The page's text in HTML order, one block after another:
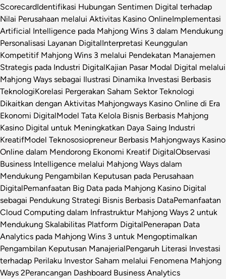
ScorecardIdentifikasi Hubungan Sentimen Digital terhadap
Nilai Perusahaan melalui Aktivitas Kasino OnlineImplementasi
Artificial Intelligence pada Mahjong Wins 3 dalam Mendukung
Personalisasi Layanan DigitalInterpretasi Keunggulan
Kompetitif Mahjong Wins 3 melalui Pendekatan Manajemen
Strategis pada Industri DigitalKajian Pasar Modal Digital melalui
Mahjong Ways sebagai Ilustrasi Dinamika Investasi Berbasis
TeknologiKorelasi Pergerakan Saham Sektor Teknologi
Dikaitkan dengan Aktivitas Mahjongways Kasino Online di Era
Ekonomi DigitalModel Tata Kelola Bisnis Berbasis Mahjong
Kasino Digital untuk Meningkatkan Daya Saing Industri
KreatifModel Teknososiopreneur Berbasis Mahjongways Kasino
Online dalam Mendorong Ekonomi Kreatif DigitalObservasi
Business Intelligence melalui Mahjong Ways dalam
Mendukung Pengambilan Keputusan pada Perusahaan
DigitalPemanfaatan Big Data pada Mahjong Kasino Digital
sebagai Pendukung Strategi Bisnis Berbasis DataPemanfaatan
Cloud Computing dalam Infrastruktur Mahjong Ways 2 untuk
Mendukung Skalabilitas Platform DigitalPenerapan Data
Analytics pada Mahjong Wins 3 untuk Mengoptimalkan
Pengambilan Keputusan ManajerialPengaruh Literasi Investasi
terhadap Perilaku Investor Saham melalui Fenomena Mahjong
Ways 2Perancangan Dashboard Business Analytics